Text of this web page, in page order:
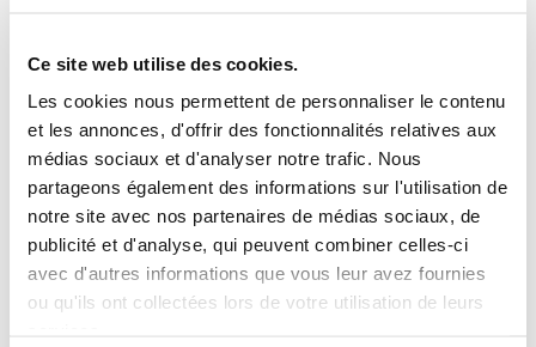
Ce site web utilise des cookies.
Les cookies nous permettent de personnaliser le contenu
et les annonces, d'offrir des fonctionnalités relatives aux
médias sociaux et d'analyser notre trafic. Nous
partageons également des informations sur l'utilisation de
notre site avec nos partenaires de médias sociaux, de
publicité et d'analyse, qui peuvent combiner celles-ci
avec d'autres informations que vous leur avez fournies
ou qu'ils ont collectées lors de votre utilisation de leurs